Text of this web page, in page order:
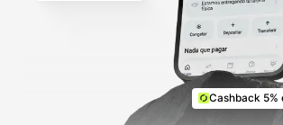
Cashback 5%